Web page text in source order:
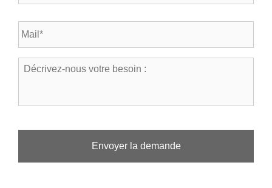
s
a
*
p
h
o
n
E
a
D
-